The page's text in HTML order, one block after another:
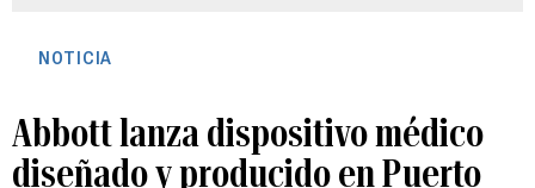
NOTICIA
Abbott lanza dispositivo médico
diseñado y producido en Puerto